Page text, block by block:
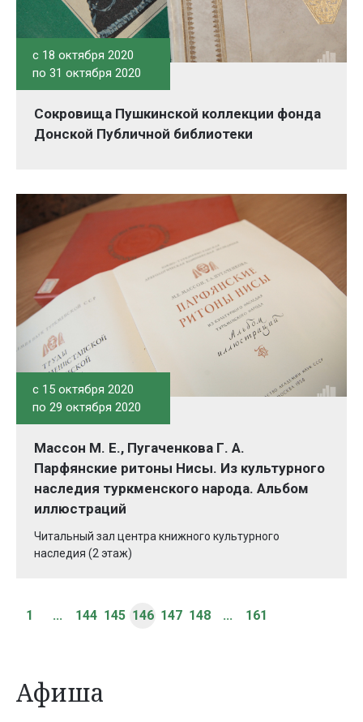
c 18 октября 2020
по 31 октября 2020
Сокровища Пушкинской коллекции фонда
Донской Публичной библиотеки
c 15 октября 2020
по 29 октября 2020
Массон М. Е., Пугаченкова Г. А.
Парфянские ритоны Нисы. Из культурного
наследия туркменского народа. Альбом
иллюстраций
Читальный зал центра книжного культурного
наследия (2 этаж)
1 ... 144 145 146 147 148 ... 161
Афиша